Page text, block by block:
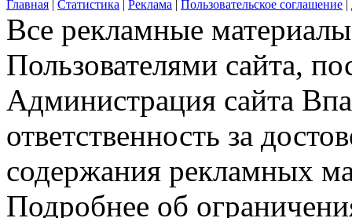
Главная | Статистика | Реклама | Пользовательское соглашение |
Все рекламные
Пользователями сайта,
Администрация сайта
ответственность за
содержания рекламных
Подробнее об